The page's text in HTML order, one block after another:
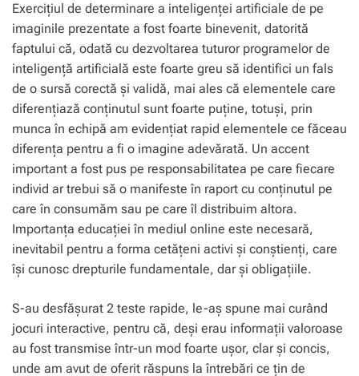
Exercițiul de determinare a inteligenței artificiale de pe
imaginile prezentate a fost foarte binevenit, datorită
faptului că, odată cu dezvoltarea tuturor programelor de
inteligență artificială este foarte greu să identifici un fals
de o sursă corectă și validă, mai ales că elementele care
diferențiază conținutul sunt foarte puține, totuși, prin
munca în echipă am evidențiat rapid elementele ce făceau
diferența pentru a fi o imagine adevărată. Un accent
important a fost pus pe responsabilitatea pe care fiecare
individ ar trebui să o manifeste în raport cu conținutul pe
care în consumăm sau pe care îl distribuim altora.
Importanța educației în mediul online este necesară,
inevitabil pentru a forma cetățeni activi și conștienți, care
își cunosc drepturile fundamentale, dar și obligațiile.
S-au desfășurat 2 teste rapide, le-aș spune mai curând
jocuri interactive, pentru că, deși erau informații valoroase
au fost transmise într-un mod foarte ușor, clar și concis,
unde am avut de oferit răspuns la întrebări ce țin de